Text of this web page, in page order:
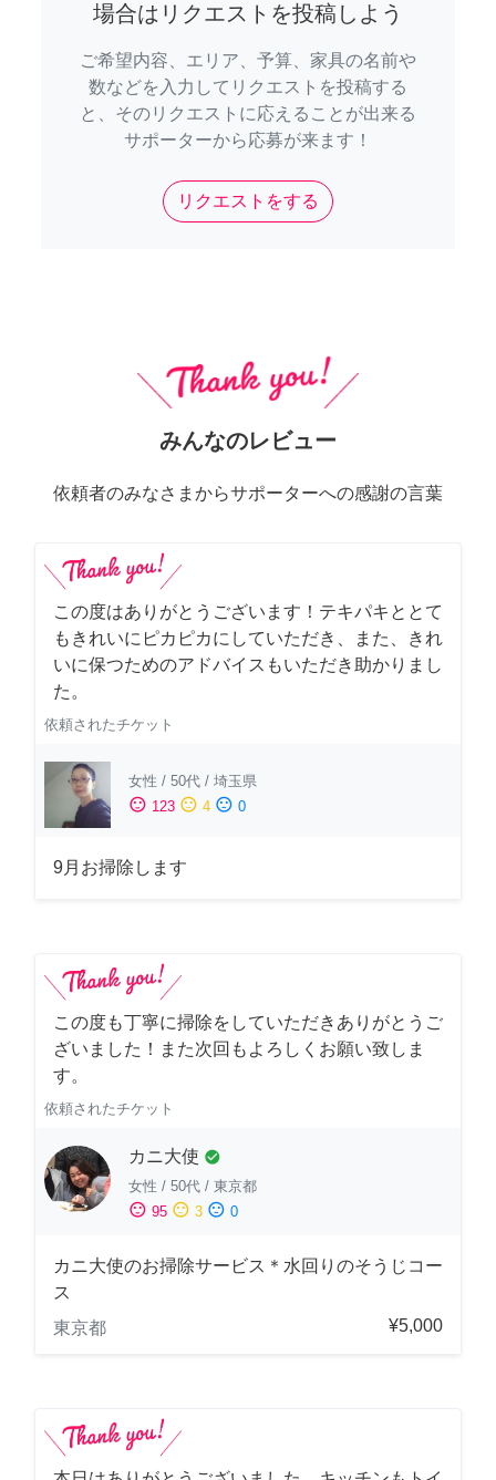
場合はリクエストを投稿しよう
ご希望内容、エリア、予算、家具の名前や
数などを入力してリクエストを投稿する
と、そのリクエストに応えることが出来る
サポーターから応募が来ます！
リクエストをする
みんなのレビュー
依頼者のみなさまからサポーターへの感謝の言葉
この度はありがとうございます！テキパキととて
もきれいにピカピカにしていただき、また、きれ
いに保つためのアドバイスもいただき助かりまし
た。
依頼されたチケット
女性 / 50代 / 埼玉県
sentiment_satisfied 123 sentiment_neutral 4 sentiment_dissatisfied 0
9月お掃除します
この度も丁寧に掃除をしていただきありがとうご
ざいました！また次回もよろしくお願い致しま
す。
依頼されたチケット
カニ大使 check_circle
女性 / 50代 / 東京都
sentiment_satisfied 95 sentiment_neutral 3 sentiment_dissatisfied 0
カニ大使のお掃除サービス＊水回りのそうじコー
ス
東京都
¥5,000